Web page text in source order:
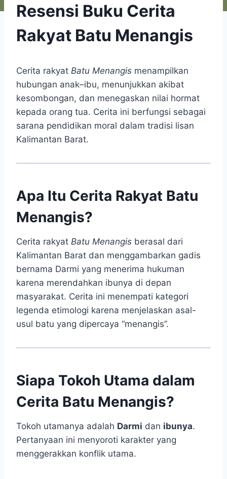
Resensi Buku Cerita
Rakyat Batu Menangis
Cerita rakyat Batu Menangis menampilkan
hubungan anak–ibu, menunjukkan akibat
kesombongan, dan menegaskan nilai hormat
kepada orang tua. Cerita ini berfungsi sebagai
sarana pendidikan moral dalam tradisi lisan
Kalimantan Barat.
Apa Itu Cerita Rakyat Batu
Menangis?
Cerita rakyat Batu Menangis berasal dari
Kalimantan Barat dan menggambarkan gadis
bernama Darmi yang menerima hukuman
karena merendahkan ibunya di depan
masyarakat. Cerita ini menempati kategori
legenda etimologi karena menjelaskan asal-
usul batu yang dipercaya “menangis”.
Siapa Tokoh Utama dalam
Cerita Batu Menangis?
Tokoh utamanya adalah Darmi dan ibunya.
Pertanyaan ini menyoroti karakter yang
menggerakkan konflik utama.